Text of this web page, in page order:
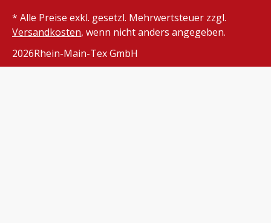
* Alle Preise exkl. gesetzl. Mehrwertsteuer zzgl.
Versandkosten, wenn nicht anders angegeben.
2026Rhein-Main-Tex GmbH